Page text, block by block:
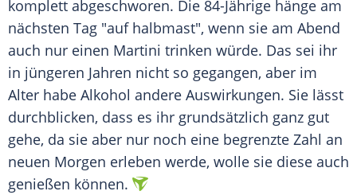
komplett abgeschworen. Die 84-Jährige hänge am
nächsten Tag "auf halbmast", wenn sie am Abend
auch nur einen Martini trinken würde. Das sei ihr
in jüngeren Jahren nicht so gegangen, aber im
Alter habe Alkohol andere Auswirkungen. Sie lässt
durchblicken, dass es ihr grundsätzlich ganz gut
gehe, da sie aber nur noch eine begrenzte Zahl an
neuen Morgen erleben werde, wolle sie diese auch
genießen können.